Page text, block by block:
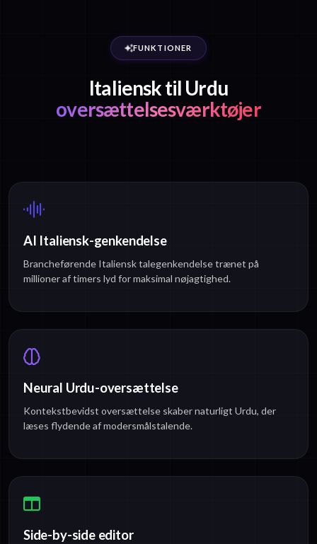
FUNKTIONER
Italiensk til Urdu
oversættelsesværktøjer
AI Italiensk-genkendelse
Brancheførende Italiensk talegenkendelse trænet på
millioner af timers lyd for maksimal nøjagtighed.
Neural Urdu-oversættelse
Kontekstbevidst oversættelse skaber naturligt Urdu, der
læses flydende af modersmålstalende.
Side-by-side editor